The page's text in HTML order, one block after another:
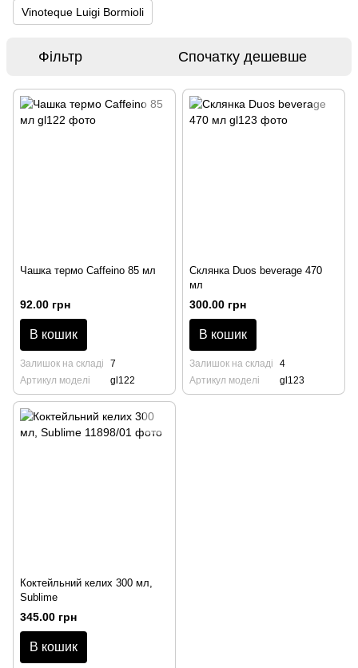
Vinoteque Luigi Bormioli
Фільтр Спочатку дешевше
Чашка термо Caffeino 85 мл
92.00 грн
В кошик
Залишок на складі
7
Артикул моделі
gl122
Склянка Duos beverage 470
мл
300.00 грн
В кошик
Залишок на складі
4
Артикул моделі
gl123
Коктейльний келих 300 мл,
Sublime
345.00 грн
В кошик